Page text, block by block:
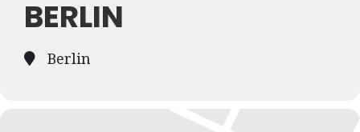
BERLIN
Berlin